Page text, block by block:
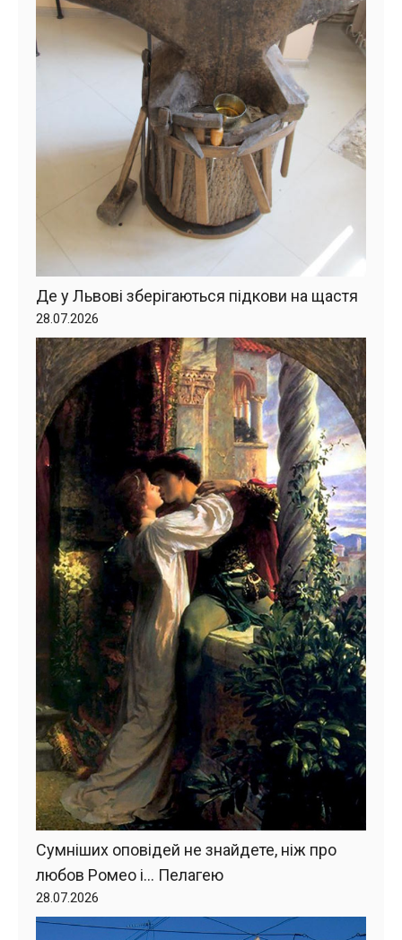
Де у Львові зберігаються підкови на щастя
28.07.2026
Сумніших оповідей не знайдете, ніж про
любов Ромео і… Пелагею
28.07.2026